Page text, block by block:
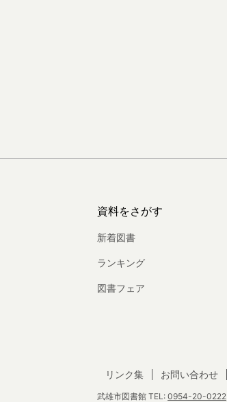
資料をさがす
新着図書
ランキング
図書フェア
武雄市図書館 TEL: 0954-20-0222
リンク集 お問い合わせ